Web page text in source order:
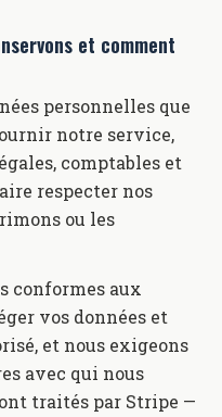
et comment
personnelles que
notre service,
comptables et
respecter nos
ou les
conformes aux
vos données et
et nous exigeons
avec qui nous
traités par Stripe —